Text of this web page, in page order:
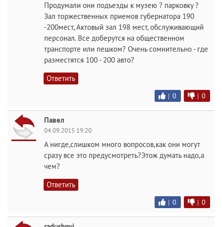
Продумали они подъезды к музею ? парковку ?
Зал торжественных приемов губернатора 190
-200мест, Актовый зал 198 мест, обслуживающий
персонал. Все доберутся на общественном
транспорте или пешком? Очень сомнительно - где
разместятся 100 - 200 авто?
Ответить
| 0 | 0
Павел
04.09.2015 19:20
А нигде,слишком много вопросов,как они могут
сразу все это предусмотреть?Этож думать надо,а
чем?
Ответить
| 0 | 0